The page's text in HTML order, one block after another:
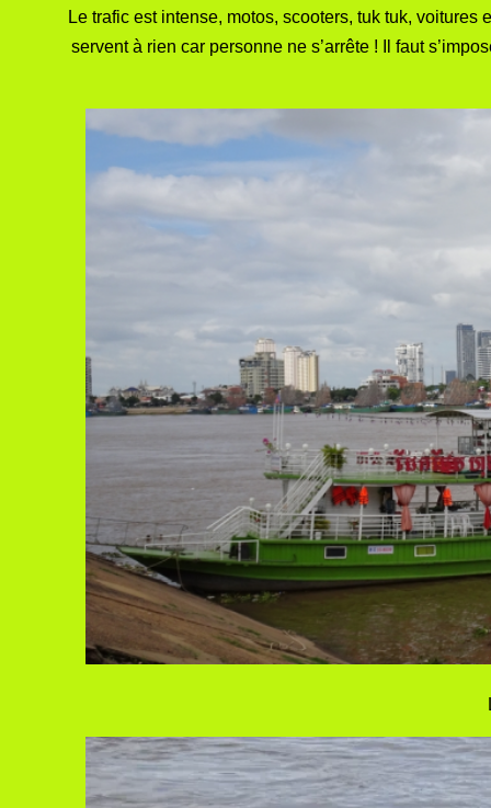
Le trafic est intense, motos, scooters, tuk tuk,
servent à rien car personne ne s’arrête ! Il faut